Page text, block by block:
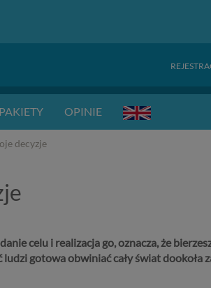
PAKIETY OPINIE
decyzje
celu i realizacja go, oznacza, że
gotowa obwiniać cały świat dookoła